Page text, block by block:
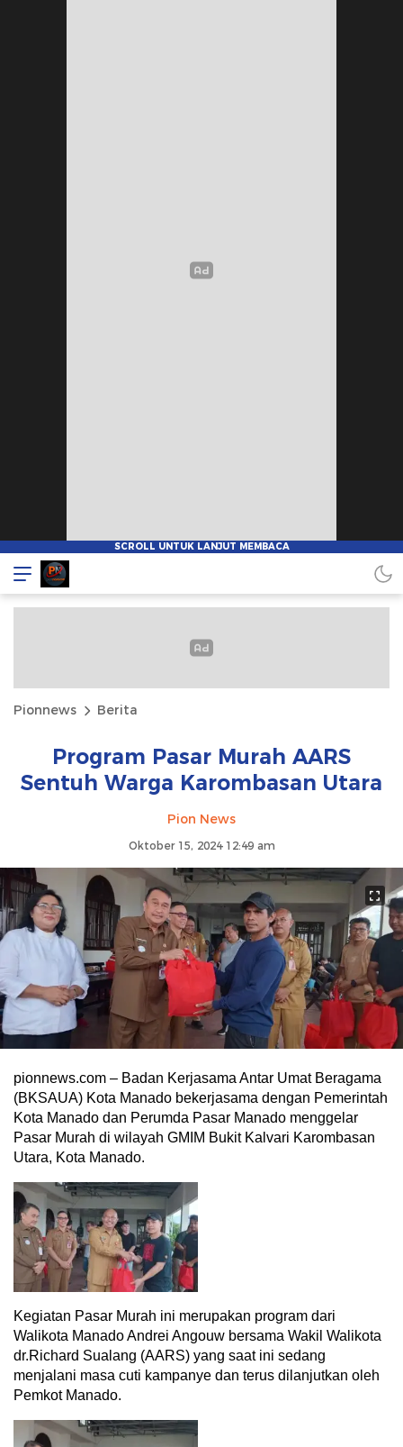
Pionnews Berita
Program Pasar Murah AARS
Sentuh Warga Karombasan Utara
Pion News
Oktober 15, 2024 12:49 am
pionnews.com – Badan Kerjasama Antar Umat Beragama
(BKSAUA) Kota Manado bekerjasama dengan Pemerintah
Kota Manado dan Perumda Pasar Manado menggelar
Pasar Murah di wilayah GMIM Bukit Kalvari Karombasan
Utara, Kota Manado.
Kegiatan Pasar Murah ini merupakan program dari
Walikota Manado Andrei Angouw bersama Wakil Walikota
dr.Richard Sualang (AARS) yang saat ini sedang
menjalani masa cuti kampanye dan terus dilanjutkan oleh
Pemkot Manado.